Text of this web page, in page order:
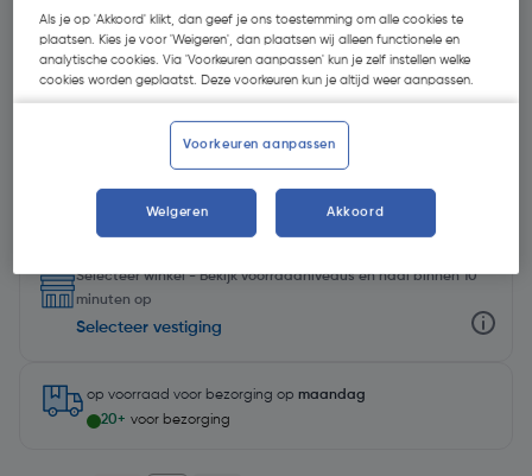
€ 11,13| Excl. btw € 9,20
Kies productvariant
Selecteer winkel - Bekijk voorraadniveaus en haal binnen 10
minuten op
Selecteer vestiging
op voorraad voor bezorging op maandag
20+ voor bezorging
Als je op 'Akkoord' klikt, dan geef je ons toestemming om alle cookies te
plaatsen. Kies je voor 'Weigeren', dan plaatsen wij alleen functionele en
analytische cookies. Via 'Voorkeuren aanpassen' kun je zelf instellen welke
cookies worden geplaatst. Deze voorkeuren kun je altijd weer aanpassen.
Voorkeuren aanpassen
Weigeren Akkoord